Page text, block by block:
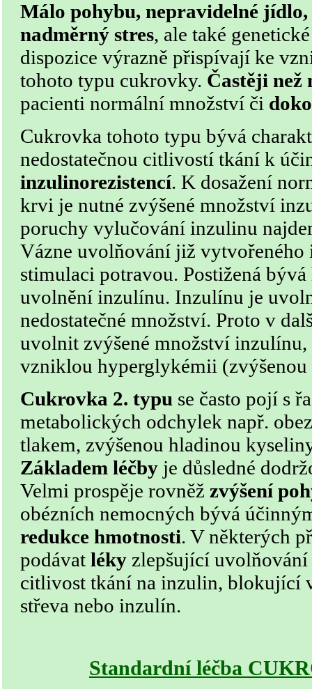
Málo pohybu, nepravidelné jídlo,
nadměrný stres, ale také genetické
dispozice výrazně přispívají ke
tohoto typu cukrovky. Častěji než
pacienti normální množství či
Cukrovka tohoto typu bývá
nedostatečnou citlivostí tkání k
inzulinorezistencí. K dosažení
krvi je nutné zvýšené množství
poruchy vylučování inzulinu
Vázne uvolňování již
stimulaci potravou. Postižená bývá
uvolnění inzulínu. Inzulínu je
nedostatečné množství. Proto v
uvolnit zvýšené množství
vzniklou hyperglykémii
Cukrovka 2. typu se často pojí s
metabolických odchylek např.
tlakem, zvýšenou hladinou
Základem léčby je důsledné
Velmi prospěje rovněž zvýšení
obézních nemocných bývá
redukce hmotnosti. V některých
podávat léky zlepšující
citlivost tkání na inzulin, blokující
střeva nebo inzulín.
Standardní léčba